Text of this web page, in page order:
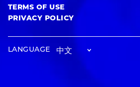
TERMS OF USE
PRIVACY POLICY
LANGUAGE